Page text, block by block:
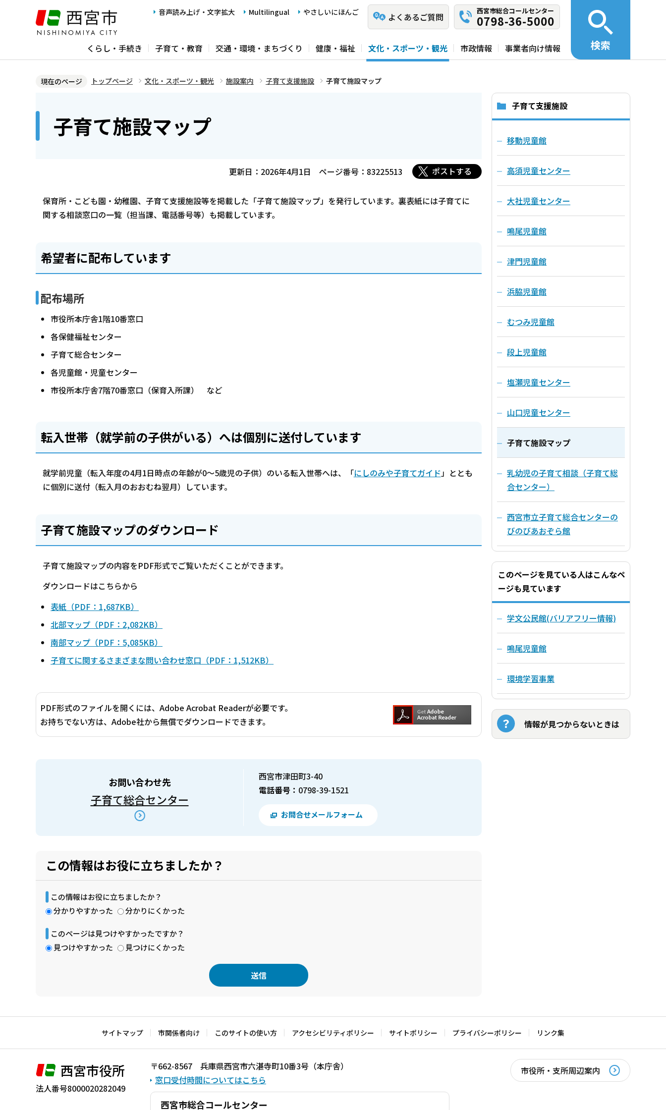
ジ
音声読み上げ・文字拡大 Multilingual やさしいにほんご よくあるご質問
西宮市総合コールセンター
0798-36-5000
くらし・手続き 子育て・教育 交通・環境・まちづくり 健康・福祉 文化・スポーツ・観光 市政情報 事業者向け情報 検索
現在のページ トップページ 文化・スポーツ・観光 施設案内 子育て支援施設 子育て施設マップ
子育て施設マップ
更新日：2026年4月1日 ページ番号：83225513 ポストする
保育所・こども園・幼稚園、子育て支援施設等を掲載した「子育て施設マップ」を発行しています。裏表紙には子育てに
関する相談窓口の一覧（担当課、電話番号等）も掲載しています。
希望者に配布しています
配布場所
市役所本庁舎1階10番窓口
各保健福祉センター
子育て総合センター
各児童館・児童センター
市役所本庁舎7階70番窓口（保育入所課） など
転入世帯（就学前の子供がいる）へは個別に送付しています
就学前児童（転入年度の4月1日時点の年齢が0～5歳児の子供）のいる転入世帯へは、「にしのみや子育てガイド」ととも
に個別に送付（転入月のおおむね翌月）しています。
子育て施設マップのダウンロード
子育て施設マップの内容をPDF形式でご覧いただくことができます。
ダウンロードはこちらから
表紙（PDF：1,687KB）
北部マップ（PDF：2,082KB）
南部マップ（PDF：5,085KB）
子育てに関するさまざまな問い合わせ窓口（PDF：1,512KB）
PDF形式のファイルを開くには、Adobe Acrobat Readerが必要です。
お持ちでない方は、Adobe社から無償でダウンロードできます。
お問い合わせ先
子育て総合センター
西宮市津田町3-40
電話番号： 0798-39-1521
お問合せメールフォーム
この情報はお役に立ちましたか？
この情報はお役に立ちましたか？
分かりやすかった
分かりにくかった
このページは見つけやすかったですか？
見つけやすかった
見つけにくかった
文
で
子育て支援施設
移動児童館
高須児童センター
大社児童センター
鳴尾児童館
津門児童館
浜脇児童館
むつみ児童館
段上児童館
塩瀬児童センター
山口児童センター
子育て施設マップ
乳幼児の子育て相談（子育て総
合センター）
西宮市立子育て総合センターの
びのびあおぞら館
このページを見ている人はこんなペ
ージも見ています
学文公民館(バリアフリー情報)
鳴尾児童館
環境学習事業
情報が見つからないときは
サイトマップ 市関係者向け このサイトの使い方 アクセシビリティポリシー サイトポリシー プライバシーポリシー リンク集
西宮市役所
法人番号8000020282049
〒662-8567 兵庫県西宮市六湛寺町10番3号（本庁舎）
窓口受付時間についてはこちら
西宮市総合コールセンター
市役所・支所周辺案内